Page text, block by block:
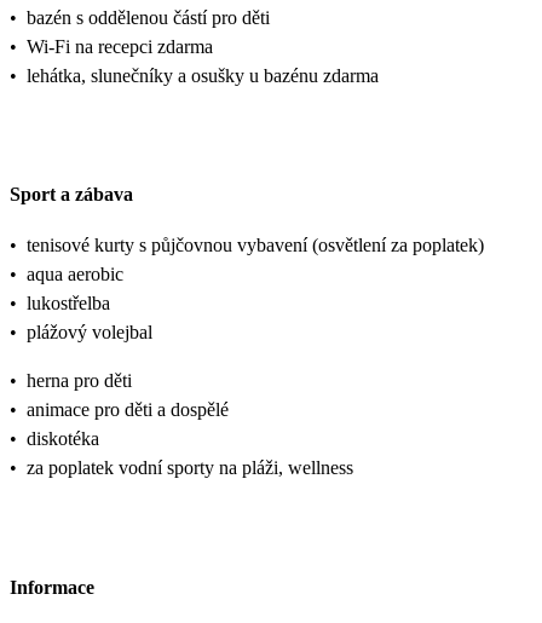
• bazén s oddělenou částí pro děti
• Wi-Fi na recepci zdarma
• lehátka, slunečníky a osušky u bazénu zdarma
Sport a zábava
• tenisové kurty s půjčovnou vybavení (osvětlení za poplatek)
• aqua aerobic
• lukostřelba
• plážový volejbal
• herna pro děti
• animace pro děti a dospělé
• diskotéka
• za poplatek vodní sporty na pláži, wellness
Informace